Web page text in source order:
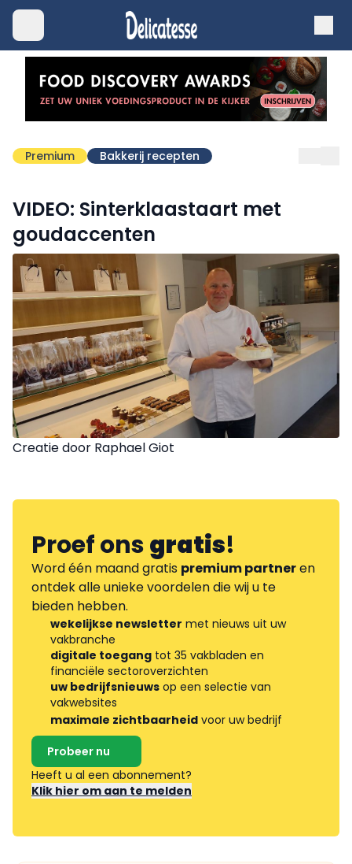
Premium Bakkerij recepten
VIDEO: Sinterklaastaart met
goudaccenten
Creatie door Raphael Giot
Proef onsgratis!
Word één maand gratis premium partneren
ontdek alle unieke voordelen die wij u te
bieden hebben.
wekelijkse newsletter met nieuws uit uw
vakbranche
digitale toegang tot 35 vakbladen en
financiële sectoroverzichten
uw bedrijfsnieuws op een selectie van
vakwebsites
maximale zichtbaarheid voor uw bedrijf
Probeer nu
Heeft u al een abonnement?
Klik hier om aan te melden